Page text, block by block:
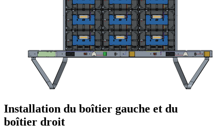
Installation du boîtier gauche et du
boîtier droit